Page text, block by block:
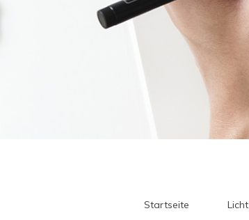
Startseite Licht